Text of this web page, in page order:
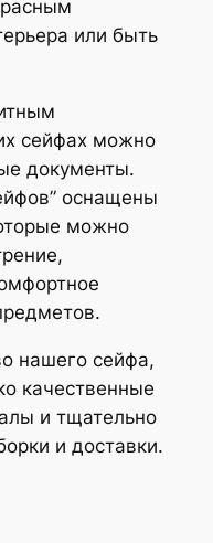
или быть
сейфах можно
документы.
оснащены
можно
нашего сейфа,
качественные
и тщательно
и доставки.